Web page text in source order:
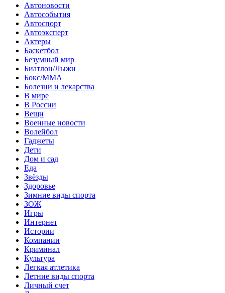
Автоновости
Автособытия
Автоспорт
Автоэксперт
Актеры
Баскетбол
Безумный мир
Биатлон/Лыжи
Бокс/MMA
Болезни и лекарства
В мире
В России
Вещи
Военные новости
Волейбол
Гаджеты
Дети
Дом и сад
Еда
Звёзды
Здоровье
Зимние виды спорта
ЗОЖ
Игры
Интернет
Истории
Компании
Криминал
Культура
Легкая атлетика
Летние виды спорта
Личный счет